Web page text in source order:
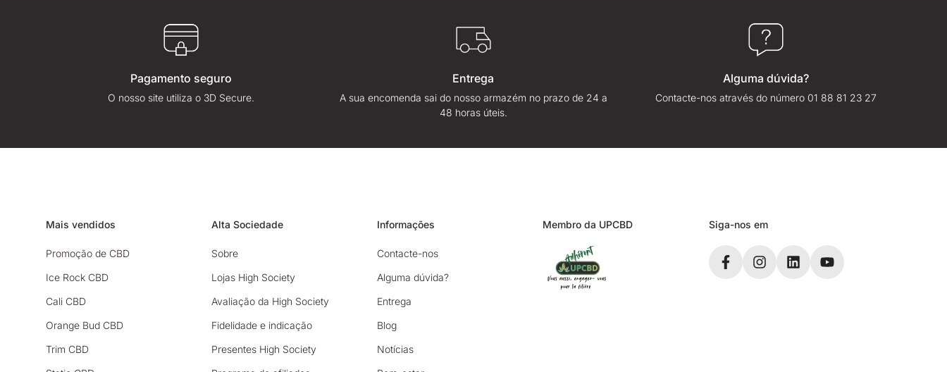
Pagamento seguro
O nosso site utiliza o 3D Secure.
Entrega
A sua encomenda sai do nosso armazém no prazo de 24 a
48 horas úteis.
Alguma dúvida?
Contacte-nos através do número 01 88 81 23 27
Mais vendidos
Promoção de CBD
Ice Rock CBD
Cali CBD
Orange Bud CBD
Trim CBD
Alta Sociedade
Sobre
Lojas High Society
Avaliação da High Society
Fidelidade e indicação
Presentes High Society
Informações
Contacte-nos
Alguma dúvida?
Entrega
Blog
Notícias
Membro da UPCBD Siga-nos em